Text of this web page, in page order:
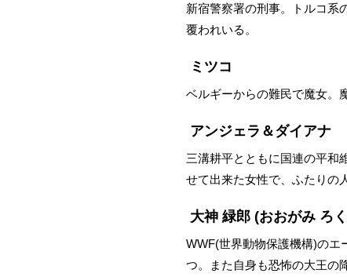
新宿警察署の刑事。トルコ系
覆われいる。
ミツコ
ベルギーからの難民で魔女。
アンジェラ＆ダイアナ
三溝耕平とともに国連の平和
せて出来た女性で、ふたりの
大神 緑郎 (おおがみ ろ
WWF(世界動物保護機構)のエ
つ。また自身も恐怖の大王の